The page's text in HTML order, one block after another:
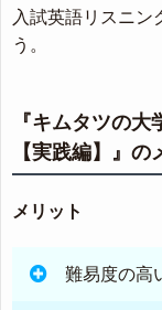
入試英語リスニン
う。
『キムタツの
【実践編】』
メリット
難易度の高